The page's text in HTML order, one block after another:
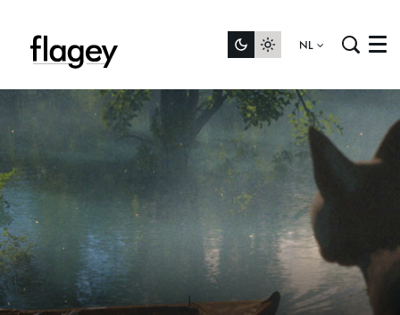
NL Menu